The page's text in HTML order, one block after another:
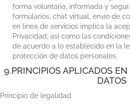
forma voluntaria, informada y
formularios, chat virtual, envío de
en línea de servicios implica la
Privacidad, así como las
de acuerdo a lo establecido en la
protección de datos personales.
9.PRINCIPIOS APLICADOS
DATOS
Principio de legalidad